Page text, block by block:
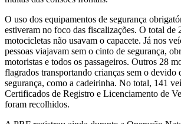
O uso dos equipamentos de segurança
estiveram no foco das fiscalizações. O total de
motocicletas não usavam o capacete. Já nos
pessoas viajavam sem o cinto de segurança,
motoristas e todos os passageiros. Outros 28
flagrados transportando crianças sem o devido
segurança, como a cadeirinha. No total, 141
Certificados de Registro e Licenciamento de
foram recolhidos.